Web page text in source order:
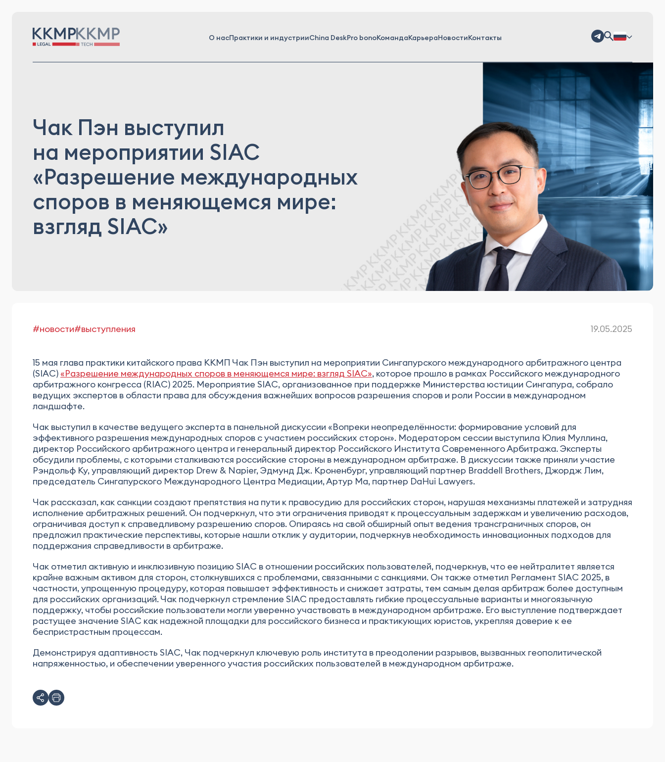
О насПрактики и индустрииChina DeskPro bonoКомандаКарьераНовостиКонтакты
Чак Пэн выступил
на мероприятии SIAC
«Разрешение международных
споров в меняющемся мире:
взгляд SIAC»
#новости#выступления 19.05.2025
15 мая глава практики китайского права ККМП Чак Пэн выступил на мероприятии Сингапурского международного арбитражного центра
(SIAC) «Разрешение международных споров в меняющемся мире: взгляд SIAC», которое прошло в рамках Российского международного
арбитражного конгресса (RIAC) 2025. Мероприятие SIAC, организованное при поддержке Министерства юстиции Сингапура, собрало
ведущих экспертов в области права для обсуждения важнейших вопросов разрешения споров и роли России в международном
ландшафте.
Чак выступил в качестве ведущего эксперта в панельной дискуссии «Вопреки неопределённости: формирование условий для
эффективного разрешения международных споров с участием российских сторон». Модератором сессии выступила Юлия Муллина,
директор Российского арбитражного центра и генеральный директор Российского Института Современного Арбитража. Эксперты
обсудили проблемы, с которыми сталкиваются российские стороны в международном арбитраже. В дискуссии также приняли участие
Рэндольф Ку, управляющий директор Drew & Napier, Эдмунд Дж. Кроненбург, управляющий партнер Braddell Brothers, Джордж Лим,
председатель Сингапурского Международного Центра Медиации, Артур Ма, партнер DaHui Lawyers.
Чак рассказал, как санкции создают препятствия на пути к правосудию для российских сторон, нарушая механизмы платежей и затрудняя
исполнение арбитражных решений. Он подчеркнул, что эти ограничения приводят к процессуальным задержкам и увеличению расходов,
ограничивая доступ к справедливому разрешению споров. Опираясь на свой обширный опыт ведения трансграничных споров, он
предложил практические перспективы, которые нашли отклик у аудитории, подчеркнув необходимость инновационных подходов для
поддержания справедливости в арбитраже.
Чак отметил активную и инклюзивную позицию SIAC в отношении российских пользователей, подчеркнув, что ее нейтралитет является
крайне важным активом для сторон, столкнувшихся с проблемами, связанными с санкциями. Он также отметил Регламент SIAC 2025, в
частности, упрощенную процедуру, которая повышает эффективность и снижает затраты, тем самым делая арбитраж более доступным
для российских организаций. Чак подчеркнул стремление SIAC предоставлять гибкие процессуальные варианты и многоязычную
поддержку, чтобы российские пользователи могли уверенно участвовать в международном арбитраже. Его выступление подтверждает
растущее значение SIAC как надежной площадки для российского бизнеса и практикующих юристов, укрепляя доверие к ее
беспристрастным процессам.
Демонстрируя адаптивность SIAC, Чак подчеркнул ключевую роль института в преодолении разрывов, вызванных геополитической
напряженностью, и обеспечении уверенного участия российских пользователей в международном арбитраже.